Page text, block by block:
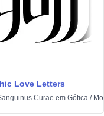
Love Letters
Curae em Gótica /